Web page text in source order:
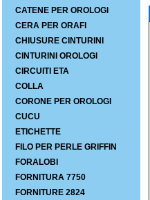
CATENE PER OROLOGI
CERA PER ORAFI
CHIUSURE CINTURINI
CINTURINI OROLOGI
CIRCUITI ETA
COLLA
CORONE PER OROLOGI
CUCU
ETICHETTE
FILO PER PERLE GRIFFIN
FORALOBI
FORNITURA 7750
FORNITURE 2824